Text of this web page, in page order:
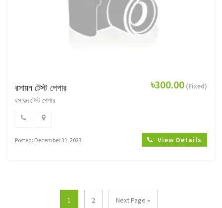
৳300.00 (Fixed)
রসায়ন টেস্ট পেপার
রসায়ন টেস্ট পেপার
Posted: December 31, 2023 View Details
1 2 Next Page »